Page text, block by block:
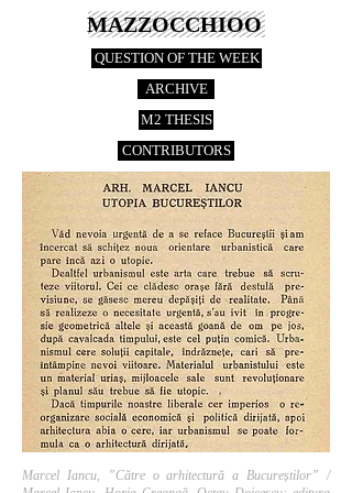
MAZZOCCHIOO
QUESTION OF THE WEEK
ARCHIVE
M2 THESIS
CONTRIBUTORS
Marcel Iancu, ”Către o arhitectură a Bucureștilor” /